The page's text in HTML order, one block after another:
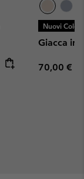
Nuovi Colori
Giacca in
Regular
70,00 €